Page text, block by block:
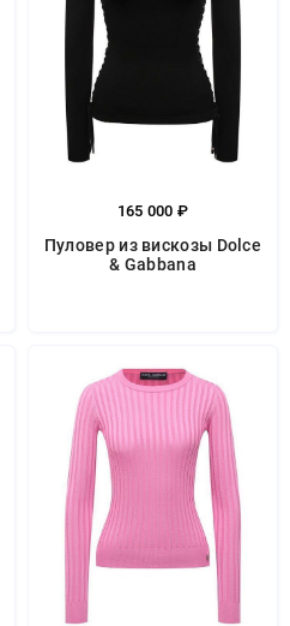
165 000 ₽
Пуловер из вискозы Dolce
& Gabbana